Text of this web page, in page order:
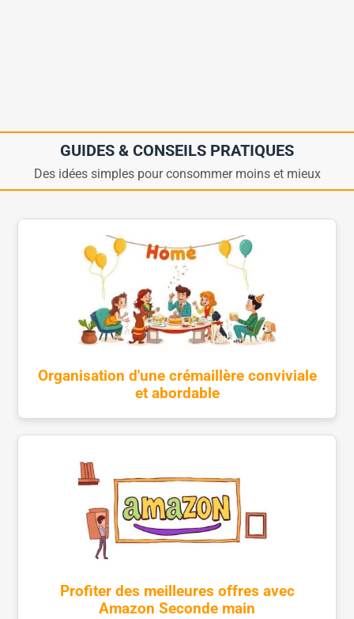
GUIDES & CONSEILS PRATIQUES
Des idées simples pour consommer moins et mieux
Organisation d'une crémaillère conviviale
et abordable
Profiter des meilleures offres avec
Amazon Seconde main